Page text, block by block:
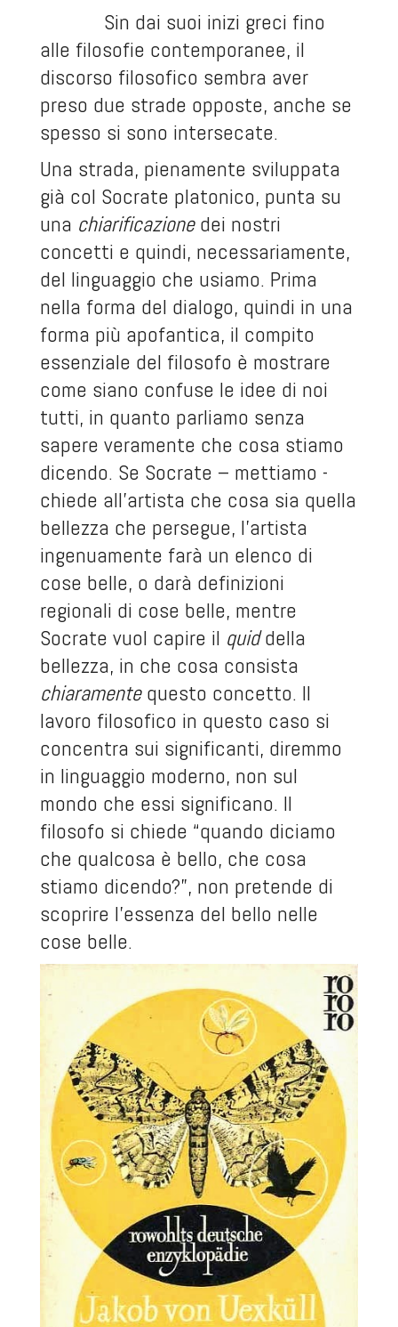
Sin dai suoi inizi greci fino
alle filosofie contemporanee, il
discorso filosofico sembra aver
preso due strade opposte, anche se
spesso si sono intersecate.
Una strada, pienamente sviluppata
già col Socrate platonico, punta su
una chiarificazionedei nostri
concetti e quindi, necessariamente,
del linguaggio che usiamo. Prima
nella forma del dialogo, quindi in una
forma più apofantica, il compito
essenziale del filosofo è mostrare
come siano confuse le idee di noi
tutti, in quanto parliamo senza
sapere veramente che cosa stiamo
dicendo. Se Socrate – mettiamo -
chiede all’artista che cosa sia quella
bellezza che persegue, l’artista
ingenuamente farà un elenco di
cose belle, o darà definizioni
regionali di cose belle, mentre
Socrate vuol capire il quiddella
bellezza, in che cosa consista
chiaramentequesto concetto. Il
lavoro filosofico in questo caso si
concentra sui significanti, diremmo
in linguaggio moderno, non sul
mondo che essi significano. Il
filosofo si chiede “quando diciamo
che qualcosa è bello, che cosa
stiamo dicendo?”, non pretende di
scoprire l’essenza del bello nelle
cose belle.